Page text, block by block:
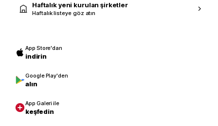
Haftalık yeni kurulan şirketler
Haftalık listeye göz atın
App Store'dan
indirin
Google Play'den
alın
App Galeri ile
keşfedin